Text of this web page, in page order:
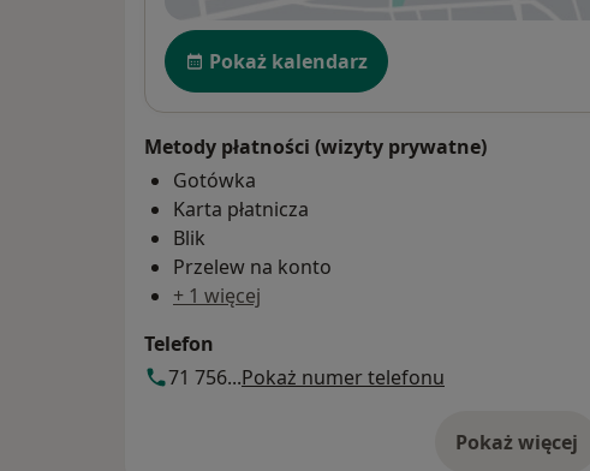
Dostępność
Pokaż kalendarz
Metody płatności (wizyty prywatne)
Gotówka
Karta płatnicza
Blik
Przelew na konto
+ 1 więcej
Telefon
71 756...Pokaż numer telefonu
Pokaż więcej
o adresie